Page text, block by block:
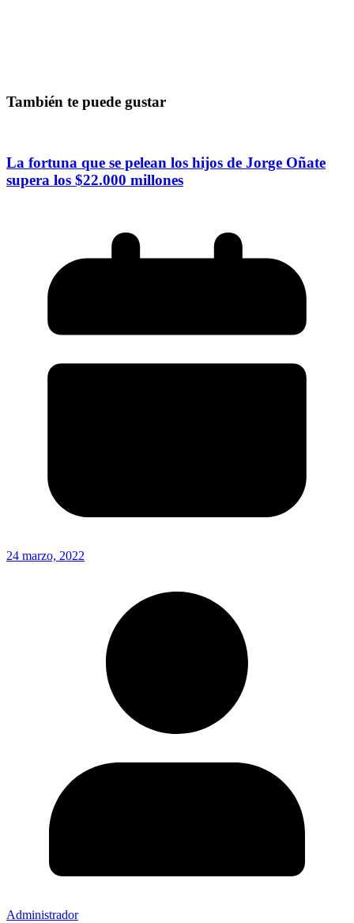
También te puede gustar
La fortuna que se pelean los hijos de Jorge Oñate
supera los $22.000 millones
24 marzo, 2022
Administrador